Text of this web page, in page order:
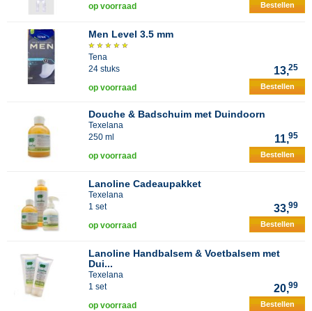
op voorraad Bestellen
Men Level 3.5 mm
Tena
24 stuks
13,25
op voorraad Bestellen
Douche & Badschuim met Duindoorn
Texelana
250 ml
11,95
op voorraad Bestellen
Lanoline Cadeaupakket
Texelana
1 set
33,99
op voorraad Bestellen
Lanoline Handbalsem & Voetbalsem met
Dui...
Texelana
1 set
20,99
op voorraad Bestellen